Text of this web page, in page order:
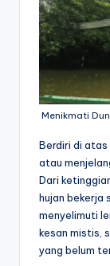
Menikmati
Berdiri di atas
atau
Dari
hujan bekerja
menyelimuti
kesan mistis,
yang belum